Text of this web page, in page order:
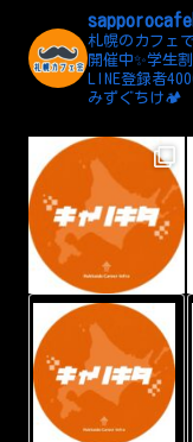
札幌のカフェ
開催中✨学生
LINE登録者
みずぐちけ🏕️